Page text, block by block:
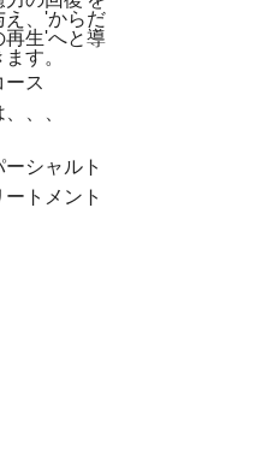
え、'からだ
再生'へと導
ます。
ース
、、、
ーシャルト
ートメント